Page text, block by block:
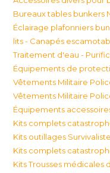
Bureaux tables bunkers
Éclairage plafonniers
lits - Canapés
Traitement d'eau -
Équipements de
Vêtements Militaire
Vêtements Militaire
Équipements
Kits complets
Kits outillages
Kits complets
Kits Trousses